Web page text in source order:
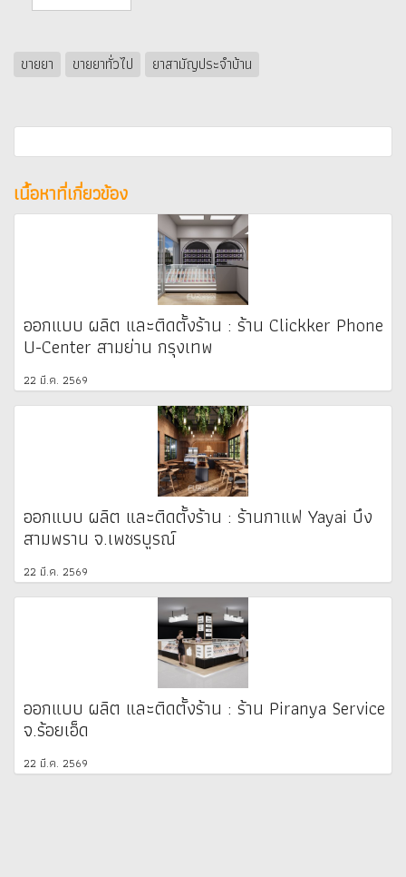
ขายยา ขายยาทั่วไป ยาสามัญประจำบ้าน
เนื้อหาที่เกี่ยวข้อง
ออกแบบ ผลิต และติดตั้งร้าน : ร้าน Clickker Phone
U-Center สามย่าน กรุงเทพ
22 มี.ค. 2569
ออกแบบ ผลิต และติดตั้งร้าน : ร้านกาแฟ Yayai บึง
สามพราน จ.เพชรบูรณ์
22 มี.ค. 2569
ออกแบบ ผลิต และติดตั้งร้าน : ร้าน Piranya Service
จ.ร้อยเอ็ด
22 มี.ค. 2569